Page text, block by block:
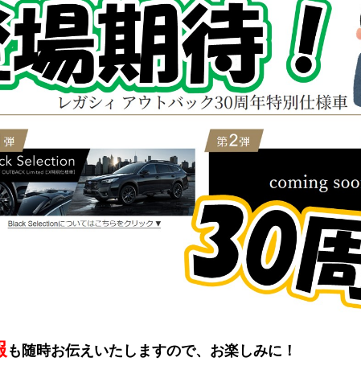
も随時お伝えいたしますので、お楽しみに！